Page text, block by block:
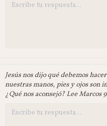
Jesús nos dijo qué debemos
nuestras manos, pies y ojos son
¿Qué nos aconsejó? Lee Marcos